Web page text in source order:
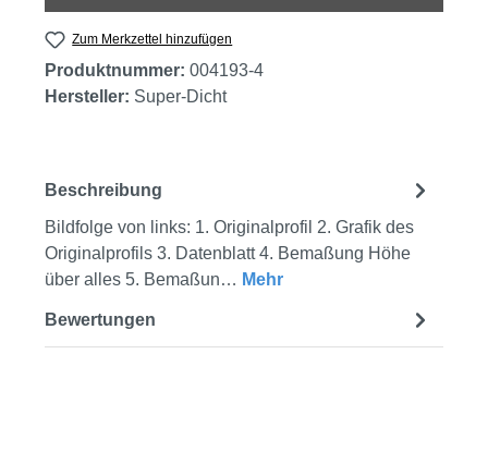
Zum Merkzettel hinzufügen
Produktnummer: 004193-4
Hersteller: Super-Dicht
Beschreibung
Bildfolge von links: 1. Originalprofil 2. Grafik des
Originalprofils 3. Datenblatt 4. Bemaßung Höhe
über alles 5. Bemaßun… Mehr
Bewertungen